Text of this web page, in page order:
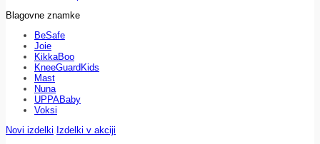
Blagovne znamke
BeSafe
Joie
KikkaBoo
KneeGuardKids
Mast
Nuna
UPPABaby
Voksi
Novi izdelki Izdelki v akciji